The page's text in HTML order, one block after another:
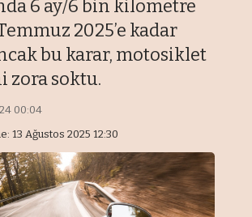
6 ay/6 bin kilometre
2025’e kadar
bu karar, motosiklet
zora soktu.
13 Ağustos 2025 12:30
00:04